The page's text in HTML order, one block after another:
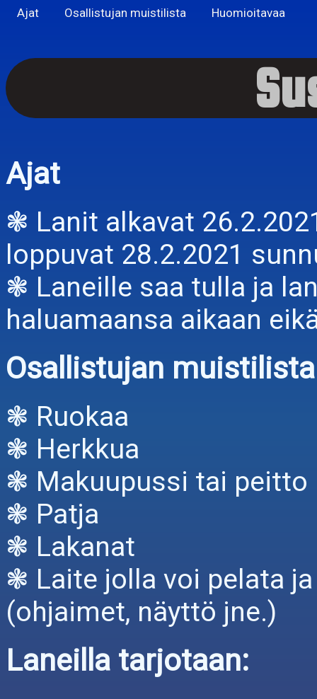
Ajat Osallistujan muistilista Huomioitavaa
Ajat
❃ Lanit alkavat
loppuvat 28.2.2021
❃ Laneille saa tulla ja
haluamaansa aikaan
Osallistujan muistilista
❃ Ruokaa
❃ Herkkua
❃ Makuupussi tai peitto
❃ Patja
❃ Lakanat
❃ Laite jolla voi pelata
(ohjaimet, näyttö jne.)
Laneilla tarjotaan: